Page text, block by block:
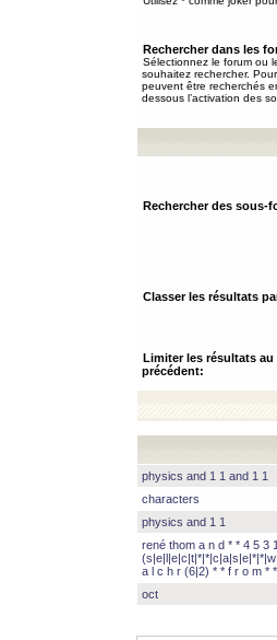
Rechercher dans les
Sélectionnez le forum ou
souhaitez rechercher.
peuvent être recherchés
dessous l’activation des
Rechercher des sous-
Classer les résultats
Limiter les résultats au
précédent:
physics and 1 1 and 1 1
characters
physics and 1 1
rené thom a n d * * 4 5
a l c h r (6|2) * * f r o m *
oct